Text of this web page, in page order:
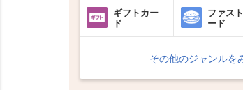
ギフトカー
ド
ファス
ード
その他のジャンルを